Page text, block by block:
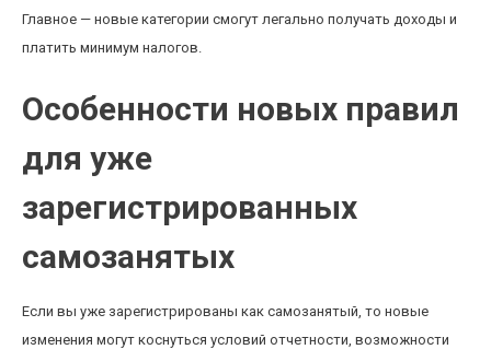
Главное — новые категории смогут легально получать доходы и
платить минимум налогов.
Особенности новых правил
для уже
зарегистрированных
самозанятых
Если вы уже зарегистрированы как самозанятый, то новые
изменения могут коснуться условий отчетности, возможности